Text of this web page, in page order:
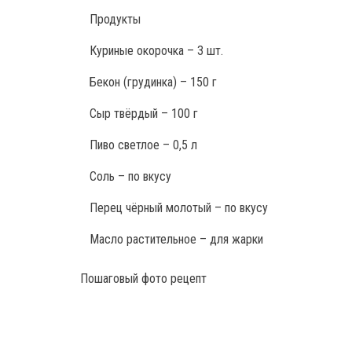
Продукты
Куриные окорочка – 3 шт.
Бекон (грудинка) – 150 г
Сыр твёрдый – 100 г
Пиво светлое – 0,5 л
Соль – по вкусу
Перец чёрный молотый – по вкусу
Масло растительное – для жарки
Пошаговый фото рецепт